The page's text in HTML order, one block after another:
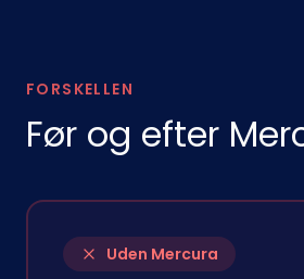
FORSKELLEN
Før og efter
Uden Mercura